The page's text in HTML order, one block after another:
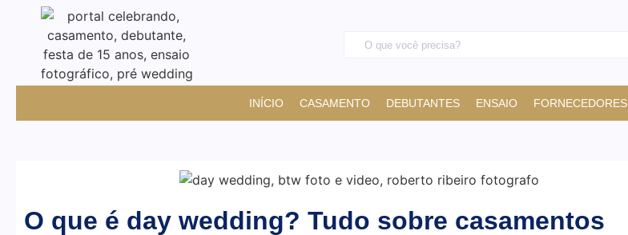
INÍCIO CASAMENTO DEBUTANTES ENSAIO FORNECEDORES
O que é day wedding? Tudo sobre casamentos